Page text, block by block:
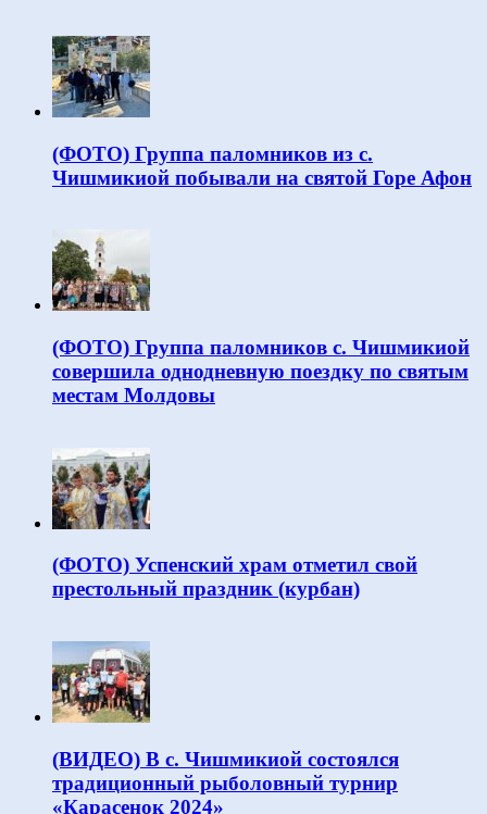
(ФОТО) Группа паломников из с.
Чишмикиой побывали на святой Горе Афон
(ФОТО) Группа паломников с. Чишмикиой
совершила однодневную поездку по святым
местам Молдовы
(ФОТО) Успенский храм отметил свой
престольный праздник (курбан)
(ВИДЕО) В с. Чишмикиой состоялся
традиционный рыболовный турнир
«Карасенок 2024»